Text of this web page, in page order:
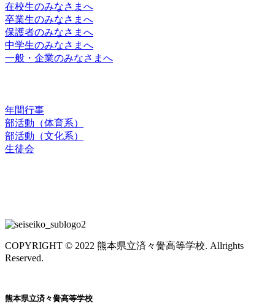
在校生のみなさまへ
卒業生のみなさまへ
保護者のみなさまへ
中学生のみなさまへ
一般・企業のみなさまへ
年間行事
部活動（体育系）
部活動（文化系）
生徒会
COPYRIGHT © 2022 熊本県立済々黌高等学校. Allrights
Reserved.
熊本県立済々黌高等学校